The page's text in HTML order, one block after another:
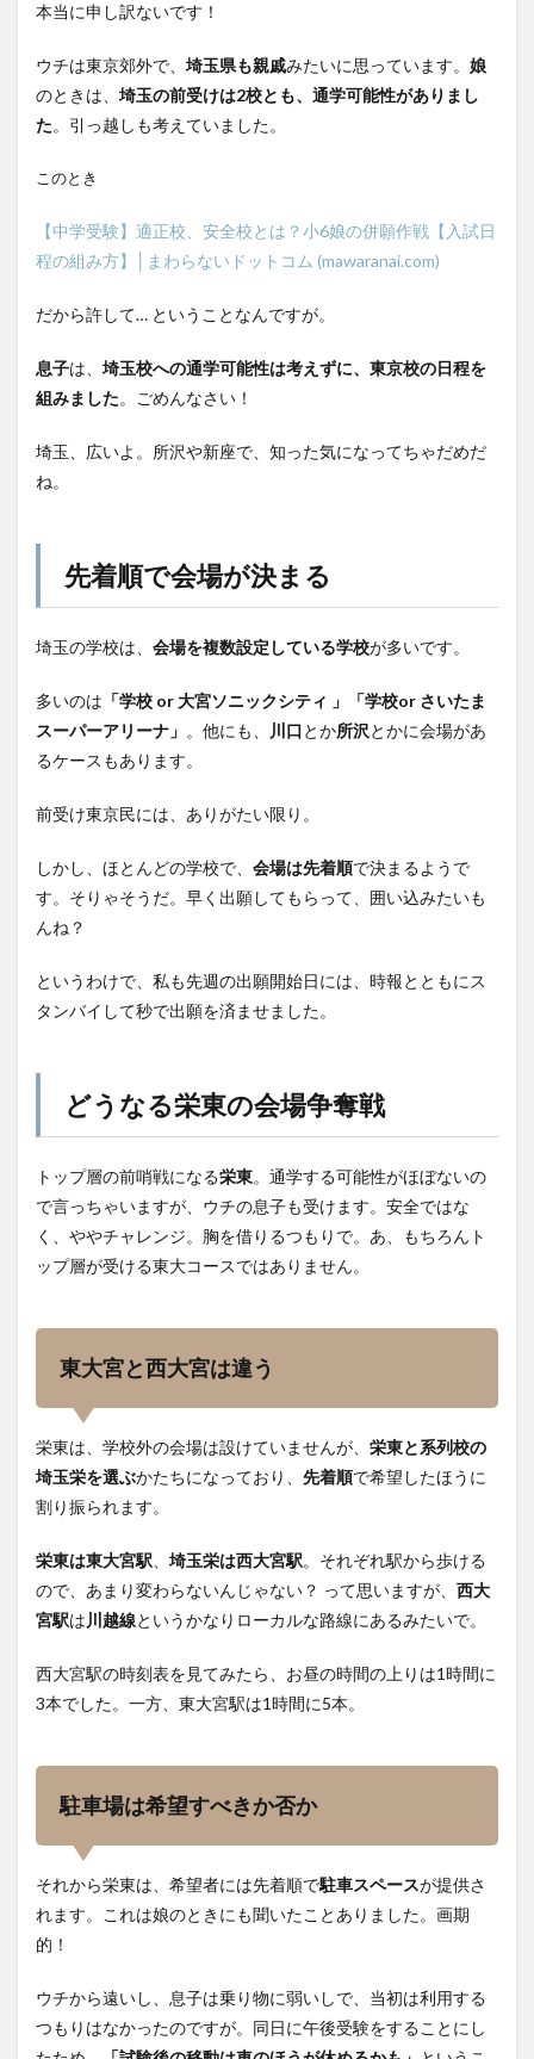
本当に申し訳ないです！
ウチは東京郊外で、 埼玉県も親戚みたいに思っています。 娘
のときは、 埼玉の前受けは2校とも、通学可能性がありまし
た。引っ越しも考えていました。
このとき
【中学受験】適正校、安全校とは？小6娘の併願作戦【入試日
程の組み方】│まわらないドットコム (mawaranai.com)
だから許して… ということなんですが。
息子は、 埼玉校への通学可能性は考えずに、東京校の日程を
組みました。ごめんなさい！
埼玉、広いよ。所沢や新座で、知った気になってちゃだめだ
ね。
先着順で会場が決まる
埼玉の学校は、 会場を複数設定している学校が多いです。
多いのは 「学校 or 大宮ソニックシティ 」「学校or さいたま
スーパーアリーナ」 。他にも、 川口とか所沢とかに会場があ
るケースもあります。
前受け東京民には、ありがたい限り。
しかし、ほとんどの学校で、 会場は先着順で決まるようで
す。そりゃそうだ。早く出願してもらって、囲い込みたいも
んね？
というわけで、私も先週の出願開始日には、時報とともにス
タンバイして秒で出願を済ませました。
どうなる栄東の会場争奪戦
トップ層の前哨戦になる栄東。通学する可能性がほぼないの
で言っちゃいますが、ウチの息子も受けます。安全ではな
く、ややチャレンジ。胸を借りるつもりで。あ、もちろんト
ップ層が受ける東大コースではありません。
東大宮と西大宮は違う
栄東は、学校外の会場は設けていませんが、 栄東と系列校の
埼玉栄を選ぶかたちになっており、 先着順で希望したほうに
割り振られます。
栄東は東大宮駅 埼玉栄は西大宮駅。それぞれ駅から歩ける
ので、あまり変わらないんじゃない？ って思いますが、 西大
宮駅は川越線というかなりローカルな路線にあるみたいで。
西大宮駅の時刻表を見てみたら、お昼の時間の上りは1時間に
3本でした。一方、東大宮駅は1時間に5本。
駐車場は希望すべきか否か
それから栄東は、希望者には先着順で駐車スペースが提供さ
れます。これは娘のときにも聞いたことありました。画期
的！
ウチから遠いし、息子は乗り物に弱いしで、当初は利用する
つもりはなかったのですが。同日に午後受験をすることにし